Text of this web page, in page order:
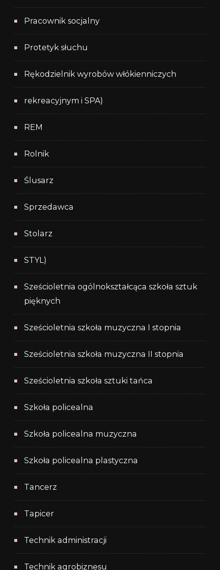
Pracownik socjalny
Protetyk słuchu
Rękodzielnik wyrobów włókienniczych
rekreacyjnym i SPA)
REM
Rolnik
Ślusarz
Sprzedawca
Stolarz
STYL)
Sześcioletnia ogólnokształcąca szkoła sztuk
pięknych
Sześcioletnia szkoła muzyczna I stopnia
Sześcioletnia szkoła muzyczna II stopnia
Sześcioletnia szkoła sztuki tańca
Szkoła policealna
Szkoła policealna muzyczna
Szkoła policealna plastyczna
Tancerz
Tapicer
Technik administracji
Technik agrobiznesu